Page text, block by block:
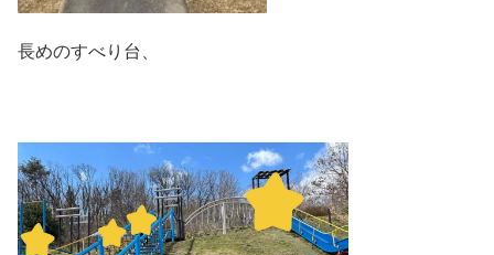
長めのすべり台、